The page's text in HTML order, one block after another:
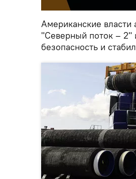
Американские власти
"Северный поток – 2"
безопасность и